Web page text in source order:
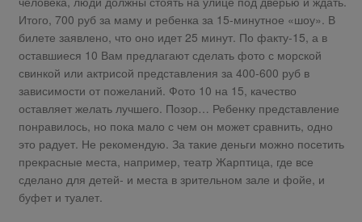
Итого, 700 руб за маму и ребенка за 15-минутное «шоу». В
билете заявлено, что оно идет 25 минут. По факту-15, а в
оставшиеся 10 Вам предлагают сделать фото с морской
свинкой или актрисой представления за 400-600 руб в
зависимости от пожеланий. Фото 10 на 15, качество
оставляет желать лучшего. Позор… Ребенку представление
понравилось, но пока мало с чем он может сравнить, одно
это радует. Не рекомендую. За такие деньги можно посетить
прекрасные места, например, театр Жарптица, где все
сделано для детей- и места в зрительном зале и фойе, и
буфет и туалет.